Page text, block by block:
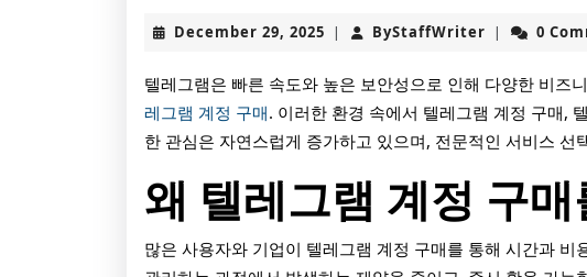
램
계
정
구
매
December 29, 2025 December
| ByStaffWriter | 0
텔레그램은 빠른 속도와 높은 보안성으로 인해 다양한 비즈
레그램 계정 구매. 이러한 환경 속에서 텔레그램 계정 구매,
한 관심은 자연스럽게 증가하고 있으며, 전문적인 서비스 선
왜 텔레그램 계정 구
많은 사용자와 기업이 텔레그램 계정 구매를 통해 시간과